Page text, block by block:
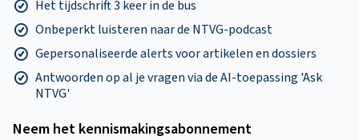
Het tijdschrift 3 keer in de bus
Onbeperkt luisteren naar de NTVG-podcast
Gepersonaliseerde alerts voor artikelen en dossiers
Antwoorden op al je vragen via de AI-toepassing 'Ask
NTVG'
Neem het kennismakings­abonnement